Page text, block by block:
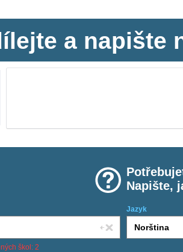
a napište
Napište,
Jazyk
škol: 2